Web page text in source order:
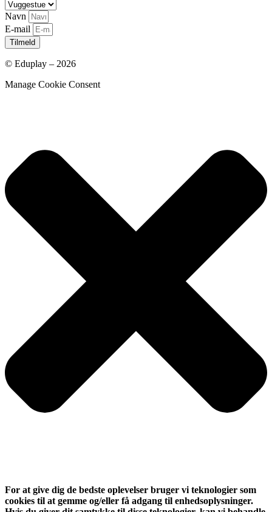
Navn
E-mail
Tilmeld
© Eduplay – 2026
Manage Cookie Consent
For at give dig de bedste oplevelser bruger vi teknologier som
cookies til at gemme og/eller få adgang til enhedsoplysninger.